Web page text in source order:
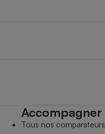
Accompagner
Tous nos comparateurs